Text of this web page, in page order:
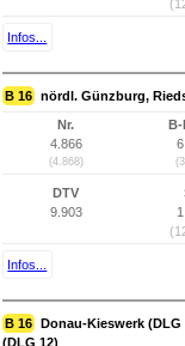
Infos...
B 16 nördl. Günzburg,
Nr.
4.866
(4.868)
DTV
9.903
Infos...
B 16 Donau-Kieswerk
(DLG 12)